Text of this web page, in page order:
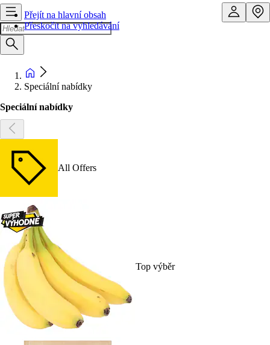
Přejít na hlavní obsah
Přeskočit na vyhledávání
Speciální nabídky
Speciální nabídky
All Offers
Top výběr